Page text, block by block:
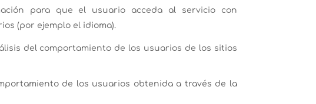
para que el usuario acceda al servicio con
(por ejemplo el idioma).
del comportamiento de los usuarios de los sitios
de los usuarios obtenida a través de la